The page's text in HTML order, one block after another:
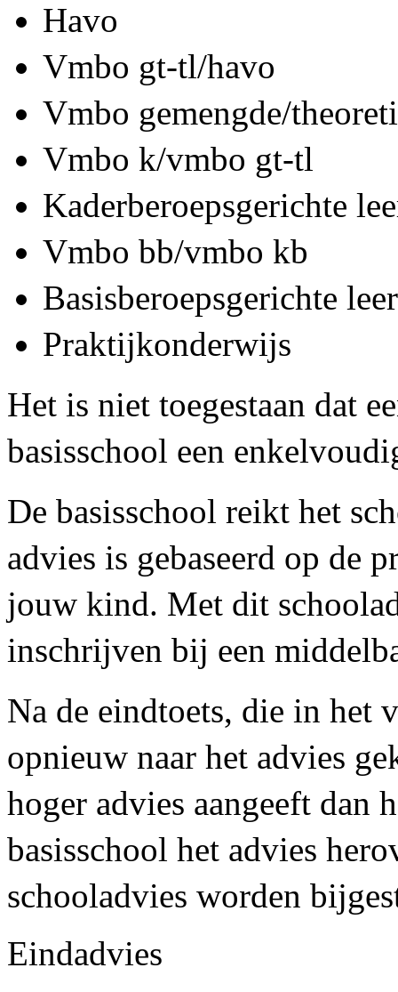
Havo
Vmbo gt-tl/havo
Vmbo gemengde/
Vmbo k/vmbo gt-tl
Kaderberoepsgerichte
Vmbo bb/vmbo kb
Basisberoepsgerichte
Praktijkonderwijs
Het is niet toegestaan dat
basisschool een
De basisschool reikt het
advies is gebaseerd op de
jouw kind. Met dit
inschrijven bij een
Na de eindtoets, die in het
opnieuw naar het advies
hoger advies aangeeft dan
basisschool het advies
schooladvies worden
Eindadvies